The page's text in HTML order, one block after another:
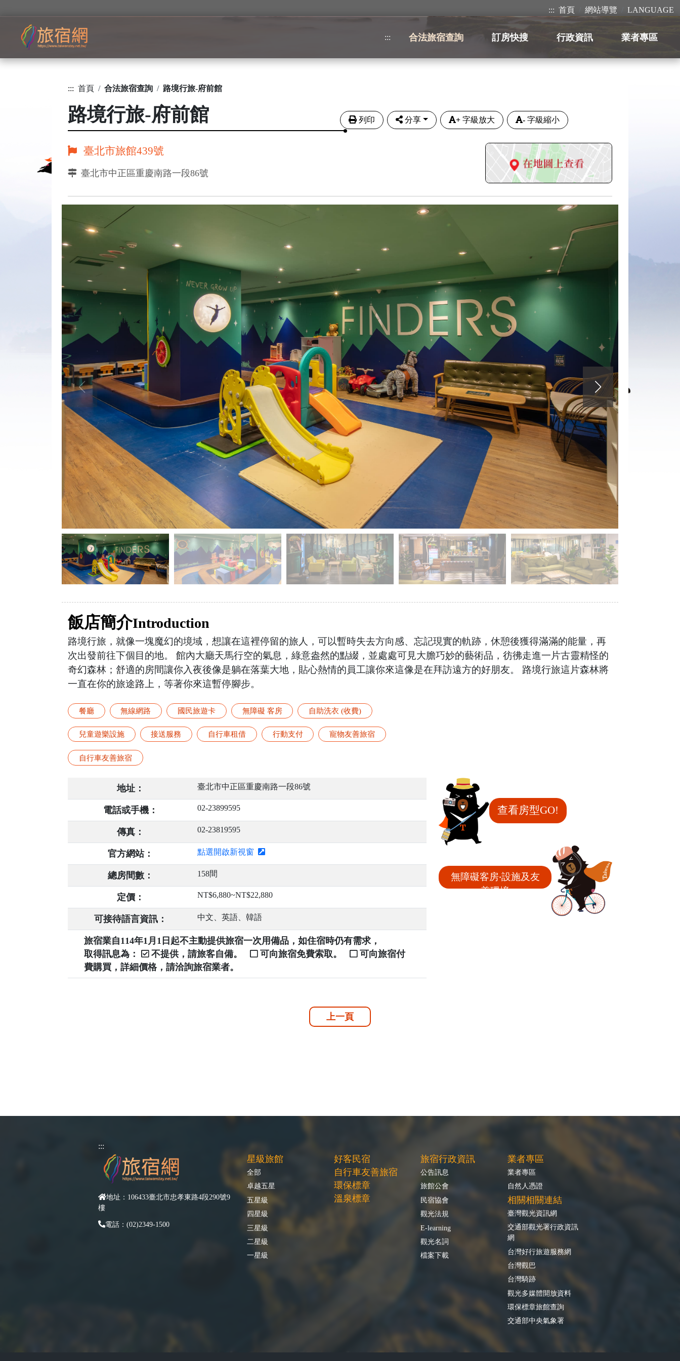
::: 首頁 網站導覽 LANGUAGE
::: 合法旅宿查詢 訂房快搜 行政資訊 業者專區
::: 首頁 合法旅宿查詢 路境行旅-府前館
路境行旅-府前館 列印 分享 + 字級放大 - 字級縮小
臺北市旅館439號
臺北市中正區重慶南路一段86號
飯店簡介Introduction
路境行旅，就像一塊魔幻的境域，想讓在這裡停留的旅人，可以暫時失去方向感、忘記現實的軌跡，休憩後獲得滿滿的能量，再
次出發前往下個目的地。 館內大廳天馬行空的氣息，綠意盎然的點綴，並處處可見大膽巧妙的藝術品，彷彿走進一片古靈精怪的
奇幻森林；舒適的房間讓你入夜後像是躺在落葉大地，貼心熱情的員工讓你來這像是在拜訪遠方的好朋友。 路境行旅這片森林將
一直在你的旅途路上，等著你來這暫停腳步。
餐廳 無線網路 國民旅遊卡 無障礙 客房 自助洗衣 (收費)
兒童遊樂設施 接送服務 自行車租借 行動支付 寵物友善旅宿
自行車友善旅宿
地址： 臺北市中正區重慶南路一段86號
電話或手機： 02-23899595
傳真： 02-23819595
官方網站： 點選開啟新視窗
總房間數： 158間
定價： NT$6,880~NT$22,880
可接待語言資訊： 中文、英語、韓語
旅宿業自114年1月1日起不主動提供旅宿一次用備品，如住宿時仍有需求，
取得訊息為：
不提供，請旅客自備。 可向旅宿免費索取。
可向旅宿付
費購買，詳細價格，請洽詢旅宿業者。
查看房型GO!
無障礙客房‧設施及友
善環境
上一頁
:::
地址：106433臺北市忠孝東路4段290號9
樓
電話：(02)2349-1500
星級旅館
全部
卓越五星
五星級
四星級
三星級
二星級
一星級
好客民宿
自行車友善旅宿
環保標章
溫泉標章
旅宿行政資訊
公告訊息
旅館公會
民宿協會
觀光法規
E-learning
觀光名詞
檔案下載
業者專區
業者專區
自然人憑證
相關相關連結
臺灣觀光資訊網
交通部觀光署行政資訊
網
台灣好行旅遊服務網
台灣觀巴
台灣騎跡
觀光多媒體開放資料
環保標章旅館查詢
交通部中央氣象署